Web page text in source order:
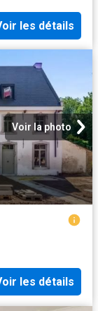
les détails
Voir la photo
les détails